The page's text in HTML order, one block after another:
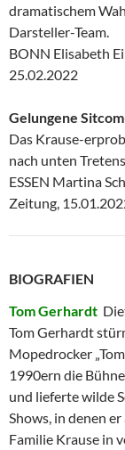
dramatischem
Darsteller-Team.
BONN Elisabeth
25.02.2022
Gelungene
Das Krause-
nach unten
ESSEN Martina
Zeitung,
BIOGRAFIEN
Tom Gerhardt
Tom Gerhardt
Mopedrocker
1990ern die
und lieferte wilde
Shows, in denen
Familie Krause in